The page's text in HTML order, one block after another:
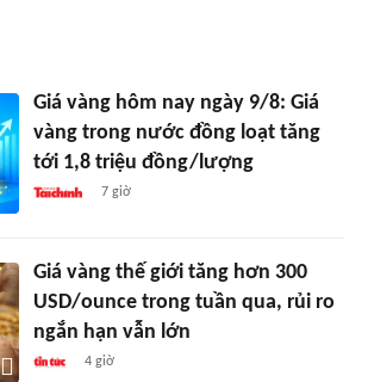
Giá vàng hôm nay ngày 9/8: Giá
vàng trong nước đồng loạt tăng
tới 1,8 triệu đồng/lượng
7 giờ
Giá vàng thế giới tăng hơn 300
USD/ounce trong tuần qua, rủi ro
ngắn hạn vẫn lớn
4 giờ